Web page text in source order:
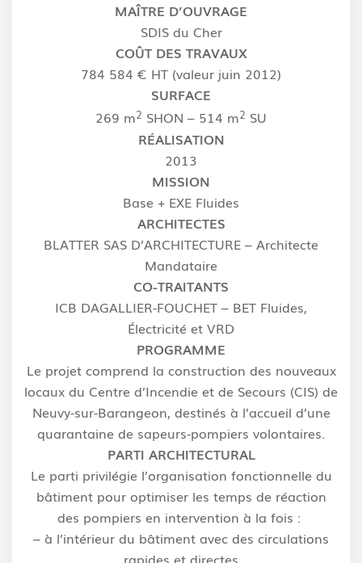
MAÎTRE D’OUVRAGE
SDIS du Cher
COÛT DES TRAVAUX
784 584 € HT (valeur juin 2012)
SURFACE
269 m2 SHON – 514 m2 SU
RÉALISATION
2013
MISSION
Base + EXE Fluides
ARCHITECTES
BLATTER SAS D’ARCHITECTURE – Architecte
Mandataire
CO-TRAITANTS
ICB DAGALLIER-FOUCHET – BET Fluides,
Électricité et VRD
PROGRAMME
Le projet comprend la construction des nouveaux
locaux du Centre d’Incendie et de Secours (CIS) de
Neuvy-sur-Barangeon, destinés à l’accueil d’une
quarantaine de sapeurs-pompiers volontaires.
PARTI ARCHITECTURAL
Le parti privilégie l’organisation fonctionnelle du
bâtiment pour optimiser les temps de réaction
des pompiers en intervention à la fois :
– à l’intérieur du bâtiment avec des circulations
rapides et directes